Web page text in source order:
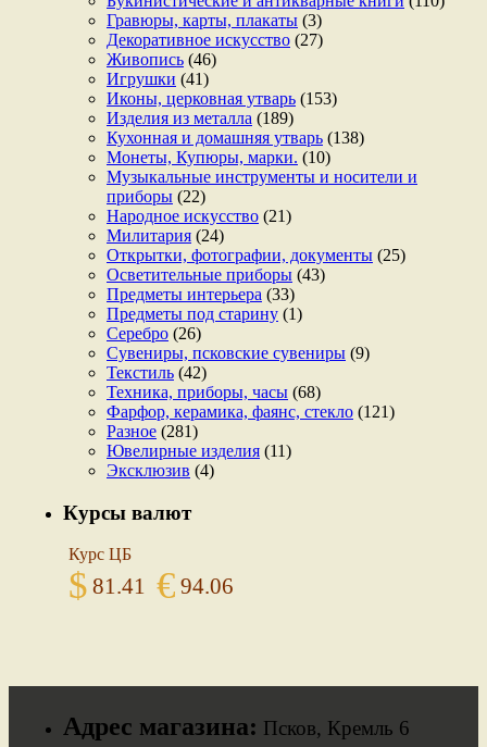
Гравюры, карты, плакаты (3)
Декоративное искусство (27)
Живопись (46)
Игрушки (41)
Иконы, церковная утварь (153)
Изделия из металла (189)
Кухонная и домашняя утварь (138)
Монеты, Купюры, марки. (10)
Музыкальные инструменты и носители и
приборы (22)
Народное искусство (21)
Милитария (24)
Открытки, фотографии, документы (25)
Осветительные приборы (43)
Предметы интерьера (33)
Предметы под старину (1)
Серебро (26)
Сувениры, псковские сувениры (9)
Текстиль (42)
Техника, приборы, часы (68)
Фарфор, керамика, фаянс, стекло (121)
Разное (281)
Ювелирные изделия (11)
Эксклюзив (4)
Курсы валют
Курс ЦБ
$ 81.41 € 94.06
Адрес магазина: Псков, Кремль 6